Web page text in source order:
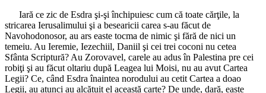
Iară ce zic de Esdra şi-şi închipuiesc cum că toate cărţile, la
stricarea Ierusalimului şi a besearicii carea s-au făcut de
Navohodonosor, au ars easte tocma de nimic şi fără de nici un
temeiu. Au Ieremie, Iezechiil, Daniil şi cei trei coconi nu cetea
Sfânta Scriptură? Au Zorovavel, carele au adus în Palestina pre cei
robiţi şi au făcut oltariu după Leagea lui Moisi, nu au avut Cartea
Legii? Ce, când Esdra înaintea norodului au cetit Cartea a doao
Legii, au atunci au alcătuit el această carte? De unde, dară, easte